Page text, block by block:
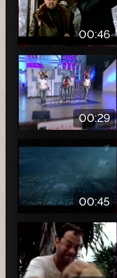
00:46
00:29
00:45